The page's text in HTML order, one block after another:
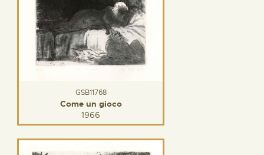
GSB11768
Come un gioco
1966